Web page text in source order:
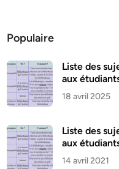
Populaire
Liste des
aux
18 avril 2025
Liste des
aux
14 avril 2021